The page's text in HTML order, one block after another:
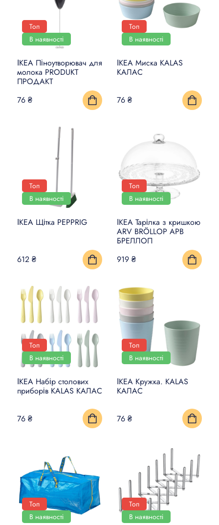
Топ
В наявності
ІКЕА Піноутворювач для
молока PRODUKT
ПРОДАКТ
76 ₴
Топ
В наявності
ІКЕА Миска KALAS
КАЛАС
76 ₴
Топ
В наявності
ІКЕА Щітка PEPPRIG
612 ₴
Топ
В наявності
ІКЕА Тарілка з кришкою
ARV BRÖLLOP АРВ
БРЕЛЛОП
919 ₴
Топ
В наявності
ІКЕА Набір столових
приборів KALAS КАЛАС
76 ₴
Топ
В наявності
ІКЕА Кружка. KALAS
КАЛАС
76 ₴
Топ
В наявності
Топ
В наявності